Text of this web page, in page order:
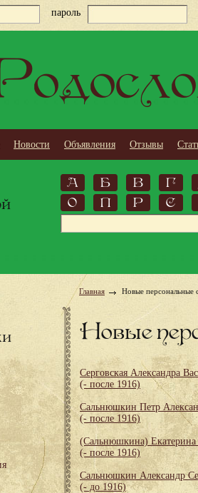
пароль
Новости Объявления Отзывы
А Б В
Г
О
П Р С
Главная Новые персональные
Новые
Серговская Александра
(- после 1916)
Сальнюшкин Петр
(- после 1916)
(Сальнюшкина) Екатерина
(- после 1916)
Сальнюшкин Александр
(- до 1916)